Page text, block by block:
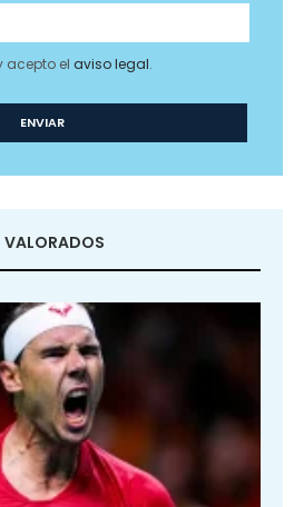
acepto el aviso legal.
VALORADOS